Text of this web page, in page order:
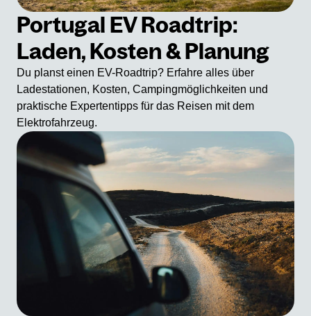
Portugal EV Roadtrip:
Laden, Kosten & Planung
Du planst einen EV-Roadtrip? Erfahre alles über
Ladestationen, Kosten, Campingmöglichkeiten und
praktische Expertentipps für das Reisen mit dem
Elektrofahrzeug.